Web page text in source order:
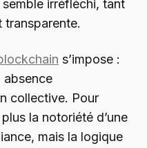
irréfléchi, tant
transparente.
s’impose :
absence
collective. Pour
la notoriété d’une
mais la logique